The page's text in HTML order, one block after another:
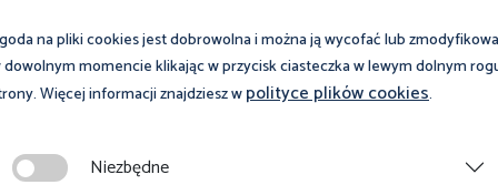
praca w tartaku
Bezpieczne pozyskanie
na pliki cookies jest dobrowolna i można ją wycofać lub
dowolnym momencie klikając w przycisk ciasteczka w lewym dolnym
Więcej informacji znajdziesz wpolityce plików cookies.
Niezbędne